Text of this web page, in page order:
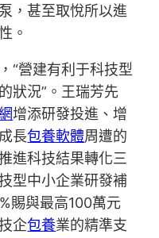
，甚至取悅所以進
。
“營建有利于科技型
狀況”。王瑞芳先
增添研發投進、增
長包養軟體周遭的
進科技結果轉化三
型中小企業研發補
賜與最高100萬元
企包養業的精準支